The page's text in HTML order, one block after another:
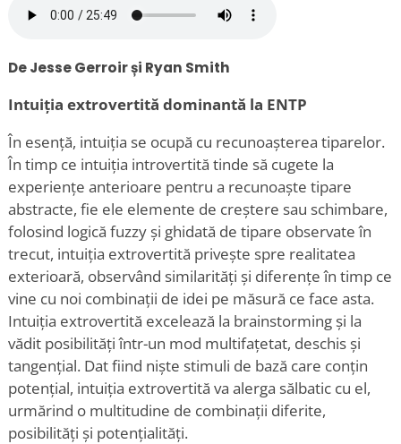
De Jesse Gerroir și Ryan Smith
Intuiția extrovertită dominantă la ENTP
În esență, intuiția se ocupă cu recunoașterea tiparelor.
În timp ce intuiția introvertită tinde să cugete la
experiențe anterioare pentru a recunoaște tipare
abstracte, fie ele elemente de creștere sau schimbare,
folosind logică fuzzy și ghidată de tipare observate în
trecut, intuiția extrovertită privește spre realitatea
exterioară, observând similarități și diferențe în timp ce
vine cu noi combinații de idei pe măsură ce face asta.
Intuiția extrovertită excelează la brainstorming și la
vădit posibilități într-un mod multifațetat, deschis și
tangențial. Dat fiind niște stimuli de bază care conțin
potențial, intuiția extrovertită va alerga sălbatic cu el,
urmărind o multitudine de combinații diferite,
posibilități și potențialități.